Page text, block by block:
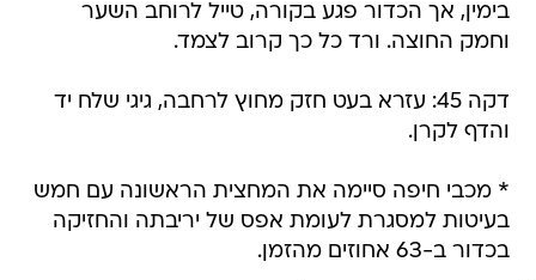
בימין, אך הכדור פגע בקורה, טייל לרוחב השער
וחמק החוצה. ורד כל כך קרוב לצמד.
דקה 45: עזרא בעט חזק מחוץ לרחבה, גיגי שלח יד
והדף לקרן.
* מכבי חיפה סיימה את המחצית הראשונה עם חמש
בעיטות למסגרת לעומת אפס של יריבתה והחזיקה
בכדור ב-63 אחוזים מהזמן.